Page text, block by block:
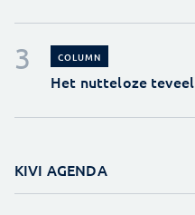
COLUMN
Het nutteloze teveel
KIVI AGENDA